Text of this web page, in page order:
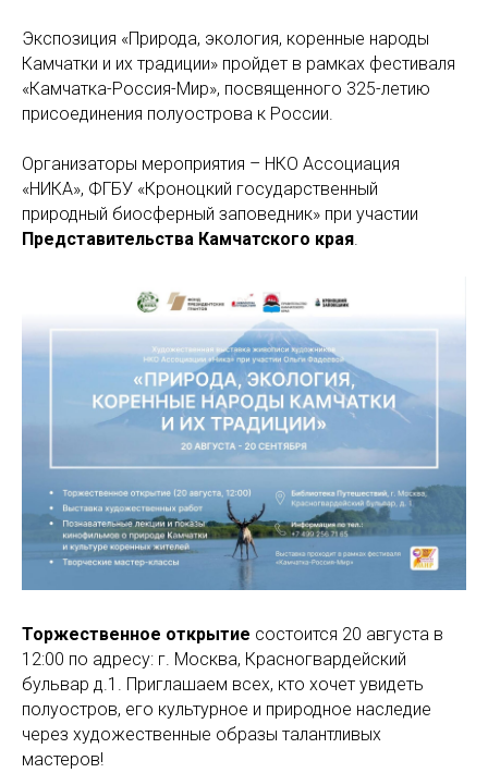
Экспозиция «Природа, экология, коренные народы
Камчатки и их традиции» пройдет в рамках фестиваля
«Камчатка-Россия-Мир», посвященного 325-летию
присоединения полуострова к России.
Организаторы мероприятия – НКО Ассоциация
«НИКА», ФГБУ «Кроноцкий государственный
природный биосферный заповедник» при участии
Представительства Камчатского края.
Торжественное открытие состоится 20 августа в
12:00 по адресу: г. Москва, Красногвардейский
бульвар д.1. Приглашаем всех, кто хочет увидеть
полуостров, его культурное и природное наследие
через художественные образы талантливых
мастеров!